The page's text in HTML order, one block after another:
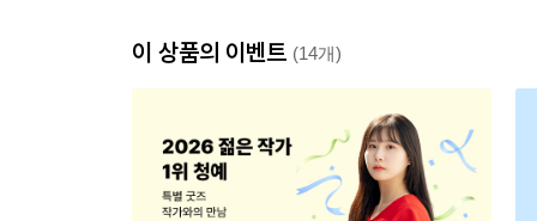
이 상품의 이벤트 (14개)